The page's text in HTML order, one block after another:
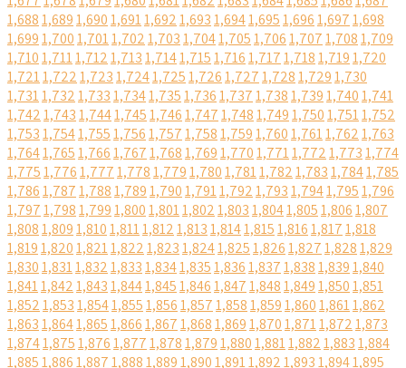
1,6881,6891,6901,6911,6921,6931,6941,6951,6961,6971,698
1,6991,7001,7011,7021,7031,7041,7051,7061,7071,7081,709
1,7101,7111,7121,7131,7141,7151,7161,7171,7181,7191,720
1,7211,7221,7231,7241,7251,7261,7271,7281,7291,730
1,7311,7321,7331,7341,7351,7361,7371,7381,7391,7401,741
1,7421,7431,7441,7451,7461,7471,7481,7491,7501,7511,752
1,7531,7541,7551,7561,7571,7581,7591,7601,7611,7621,763
1,7641,7651,7661,7671,7681,7691,7701,7711,7721,7731,774
1,7751,7761,7771,7781,7791,7801,7811,7821,7831,7841,785
1,7861,7871,7881,7891,7901,7911,7921,7931,7941,7951,796
1,7971,7981,7991,8001,8011,8021,8031,8041,8051,8061,807
1,8081,8091,8101,8111,8121,8131,8141,8151,8161,8171,818
1,8191,8201,8211,8221,8231,8241,8251,8261,8271,8281,829
1,8301,8311,8321,8331,8341,8351,8361,8371,8381,8391,840
1,8411,8421,8431,8441,8451,8461,8471,8481,8491,8501,851
1,8521,8531,8541,8551,8561,8571,8581,8591,8601,8611,862
1,8631,8641,8651,8661,8671,8681,8691,8701,8711,8721,873
1,8741,8751,8761,8771,8781,8791,8801,8811,8821,8831,884
1,8851,8861,8871,8881,8891,8901,8911,8921,8931,8941,895